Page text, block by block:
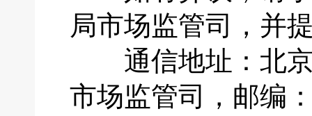
局市场监管司，并
通信地址：北京
市场监管司，邮编